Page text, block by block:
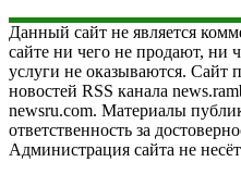
Данный сайт не является
сайте ни чего не продают, ни
услуги не оказываются. Сайт
новостей RSS канала
newsru.com. Материалы
ответственность за
Администрация сайта не